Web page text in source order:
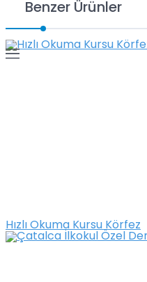
Benzer Ürünler
Hızlı Okuma Kursu Körfez